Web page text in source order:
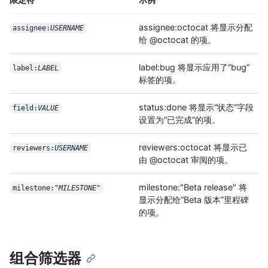
assignee:USERNAME
assignee:octocat 将显示分配
给 @octocat 的项。
label:LABEL
label:bug 将显示应用了“bug”
标签的项。
field: VALUE
status:done 将显示“状态”字段
设置为“已完成”的项。
reviewers:USERNAME
reviewers:octocat 将显示已
由 @octocat 审阅的项。
milestone:"MILESTONE"
milestone:"Beta release" 将
显示分配给“Beta 版本”里程碑
的项。
组合筛选器